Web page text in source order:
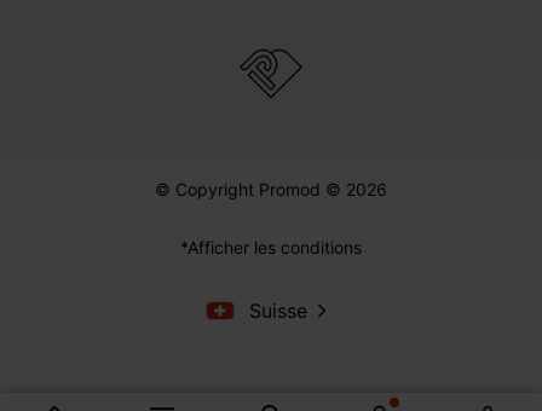
© Copyright Promod © 2026
*Afficher les conditions
Suisse